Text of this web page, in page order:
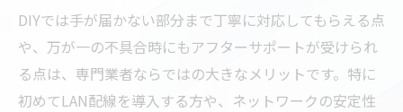
DIYでは手が届かない部分まで丁寧に対応してもらえる点
や、万が一の不具合時にもアフターサポートが受けられ
る点は、専門業者ならではの大きなメリットです。特に
初めてLAN配線を導入する方や、ネットワークの安定性